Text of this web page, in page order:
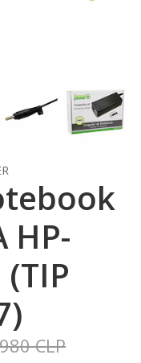
HP-
CLP